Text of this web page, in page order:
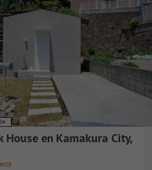
House en Kamakura City,